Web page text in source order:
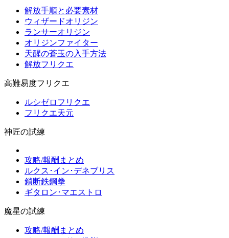
解放手順と必要素材
ウィザードオリジン
ランサーオリジン
オリジンファイター
天醒の蒼玉の入手方法
解放フリクエ
高難易度フリクエ
ルシゼロフリクエ
フリクエ天元
神匠の試練
攻略/報酬まとめ
ルクス･イン･デネブリス
鎖断鉄鋼拳
ギタロン･マエストロ
魔星の試練
攻略/報酬まとめ